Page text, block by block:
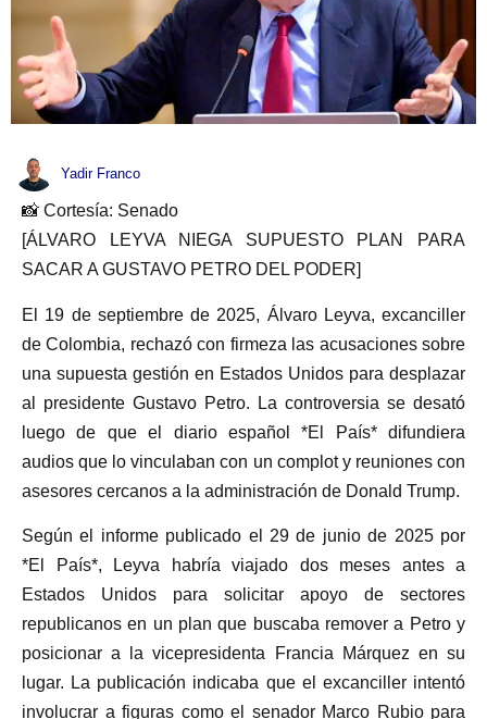
Yadir Franco
📸 Cortesía: Senado
[ÁLVARO LEYVA NIEGA SUPUESTO PLAN PARA
SACAR A GUSTAVO PETRO DEL PODER]
El 19 de septiembre de 2025, Álvaro Leyva, excanciller
de Colombia, rechazó con firmeza las acusaciones sobre
una supuesta gestión en Estados Unidos para desplazar
al presidente Gustavo Petro. La controversia se desató
luego de que el diario español *El País* difundiera
audios que lo vinculaban con un complot y reuniones con
asesores cercanos a la administración de Donald Trump.
Según el informe publicado el 29 de junio de 2025 por
*El País*, Leyva habría viajado dos meses antes a
Estados Unidos para solicitar apoyo de sectores
republicanos en un plan que buscaba remover a Petro y
posicionar a la vicepresidenta Francia Márquez en su
lugar. La publicación indicaba que el excanciller intentó
involucrar a figuras como el senador Marco Rubio para